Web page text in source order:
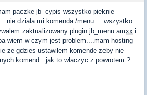
paczke jb_cypis wszystko pieknie
dziala mi komenda /menu ... wszystko
zaktualizowany plugin jb_menu.amxx i
wiem w czym jest problem....mam hosting
ze gdzies ustawilem komende zeby nie
komend...jak to wlaczyc z powrotem ?